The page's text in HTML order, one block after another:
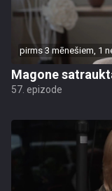
pirms 3 mēnešiem, 1
Magone
57. epizode